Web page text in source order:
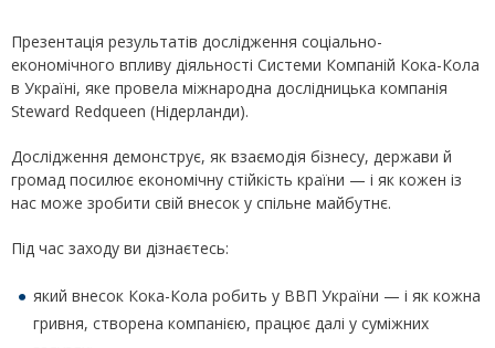
Презентація результатів дослідження соціально-
економічного впливу діяльності Системи Компаній Кока-Кола
в Україні, яке провела міжнародна дослідницька компанія
Steward Redqueen (Нідерланди).
Дослідження демонструє, як взаємодія бізнесу, держави й
громад посилює економічну стійкість країни — і як кожен із
нас може зробити свій внесок у спільне майбутнє.
Під час заходу ви дізнаєтесь:
який внесок Кока-Кола робить у ВВП України — і як кожна
гривня, створена компанією, працює далі у суміжних